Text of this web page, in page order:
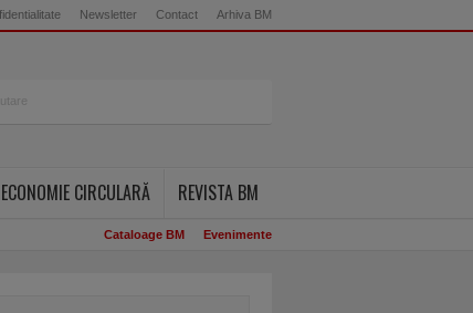
Newsletter Contact Arhiva BM
ECONOMIE CIRCULARĂ REVISTA BM
Cataloage BM Evenimente